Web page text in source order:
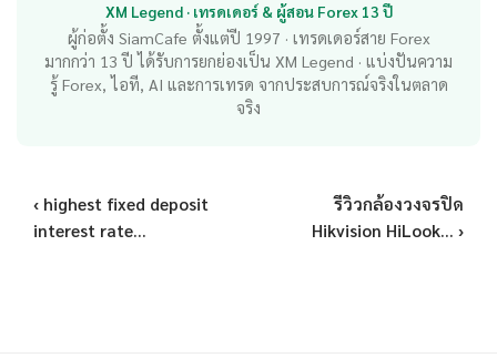
XM Legend · เทรดเดอร์ & ผู้สอน Forex 13 ปี
ผู้ก่อตั้ง SiamCafe ตั้งแต่ปี 1997 · เทรดเดอร์สาย Forex
มากกว่า 13 ปี ได้รับการยกย่องเป็น XM Legend · แบ่งปันความ
รู้ Forex, ไอที, AI และการเทรด จากประสบการณ์จริงในตลาด
จริง
‹ highest fixed deposit
interest rate...
รีวิวกล้องวงจรปิด
Hikvision HiLook... ›